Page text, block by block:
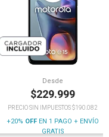
Desde
$229.999
PRECIO SIN IMPUESTOS $190.082
+20% OFF EN 1 PAGO + ENVÍO
GRATIS